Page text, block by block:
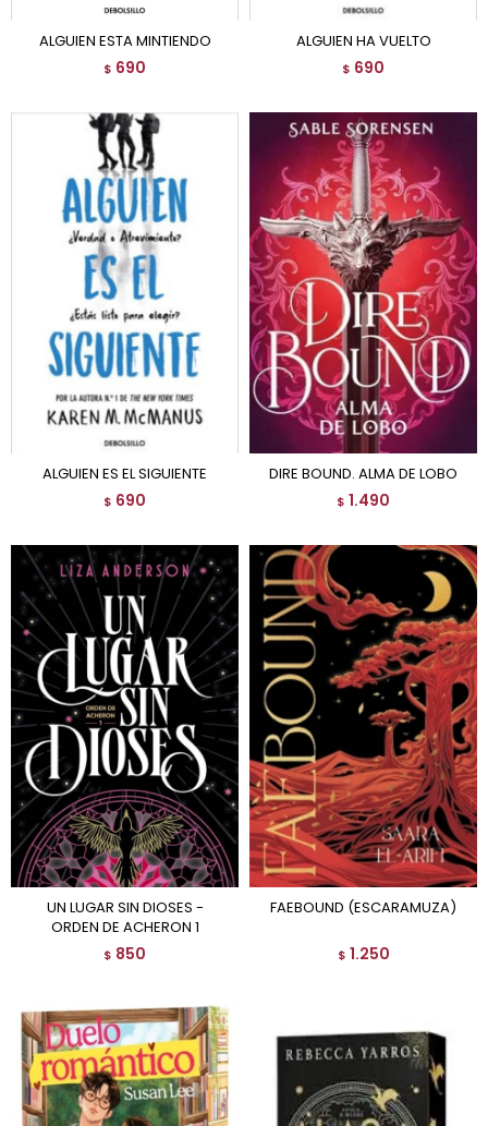
ALGUIEN ESTA MINTIENDO
$ 690
ALGUIEN HA VUELTO
$ 690
ALGUIEN ES EL SIGUIENTE
$ 690
DIRE BOUND. ALMA DE LOBO
$ 1.490
UN LUGAR SIN DIOSES -
ORDEN DE ACHERON 1
$ 850
FAEBOUND (ESCARAMUZA)
$ 1.250